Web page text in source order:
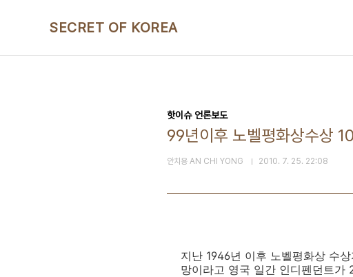
SECRET OF KOREA
핫이슈 언론보도
99년이후 노벨평화상수상
안치용 AN CHI YONG 2010. 7. 25. 22:08
지난 1946년 이후 노벨평화상 수
망이라고 영국 일간 인디펜던트가